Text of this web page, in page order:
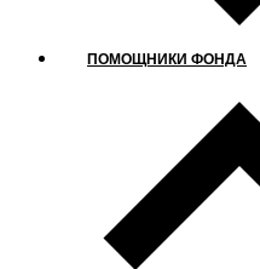
ПОМОЩНИКИ ФОНДА